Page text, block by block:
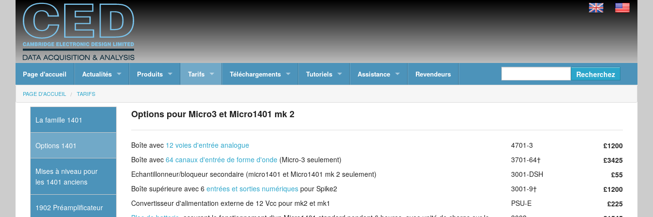
Page d'accueil Actualités Produits Tarifs Téléchargements Tutoriels Assistance Revendeurs
PAGE D'ACCUEIL TARIFS
Options pour Micro3 et Micro1401 mk 2
Boîte avec 12 voies d'entrée analogue 4701-3
£1200
Boîte avec64 canaux d'entrée de forme d'onde (Micro-3 seulement) 3701-64†
£3425
Echantillonneur/bloqueur secondaire (micro1401 et Micro1401 mk 2 seulement)
3001-DSH
£55
Boîte supérieure avec 6entrées et sorties numériques pour Spike2 3001-9†
£1200
Convertisseur d'alimentation externe de 12 Vcc pour mk2 et mk1
PSU-E
£225
La famille 1401
Options 1401
Mises à niveau pour
les 1401 anciens
1902 Préamplificateur